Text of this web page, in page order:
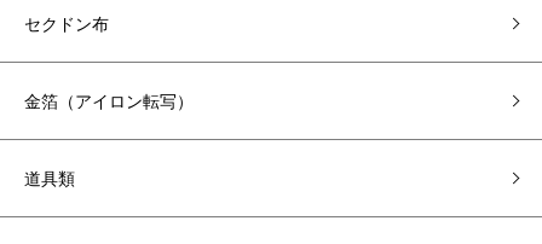
セクドン布
金箔（アイロン転写）
道具類